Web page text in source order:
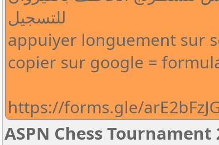
للتسجيل
appuiyer longuement sur
copier sur google =
https://forms.gle/
ASPN Chess Tournament